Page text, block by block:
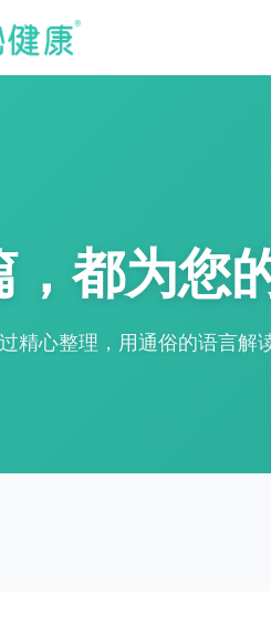
，都为您
精心整理，用通俗的语言解